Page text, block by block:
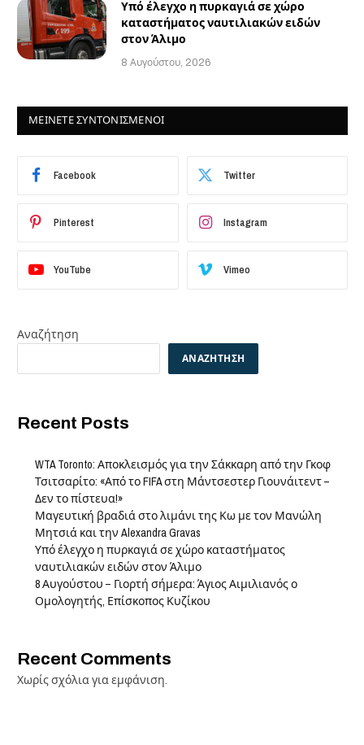
Υπό έλεγχο η πυρκαγιά σε χώρο
καταστήματος ναυτιλιακών ειδών
στον Άλιμο
8 Αυγούστου, 2026
ΜΕΙΝΕΤΕ ΣΥΝΤΟΝΙΣΜΕΝΟΙ
Facebook Twitter
Pinterest Instagram
YouTube Vimeo
Αναζήτηση
ΑΝΑΖΉΤΗΣΗ
Recent Posts
WTA Toronto: Αποκλεισμός για την Σάκκαρη από την Γκοφ
Τσιτσαρίτο: «Από το FIFA στη Μάντσεστερ Γιουνάιτεντ –
Δεν το πίστευα!»
Μαγευτική βραδιά στο λιμάνι της Κω με τον Μανώλη
Μητσιά και την Alexandra Gravas
Υπό έλεγχο η πυρκαγιά σε χώρο καταστήματος
ναυτιλιακών ειδών στον Άλιμο
8 Αυγούστου – Γιορτή σήμερα: Άγιος Αιμιλιανός ο
Ομολογητής, Επίσκοπος Κυζίκου
Recent Comments
Χωρίς σχόλια για εμφάνιση.